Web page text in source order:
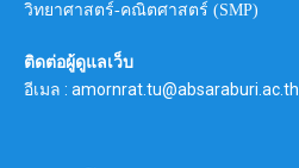
วิทยาศาสตร์-คณิตศาสตร์ (SMP)
ติดต่อผู้ดูแลเว็บ
อีเมล : amornrat.tu@absaraburi.ac.th